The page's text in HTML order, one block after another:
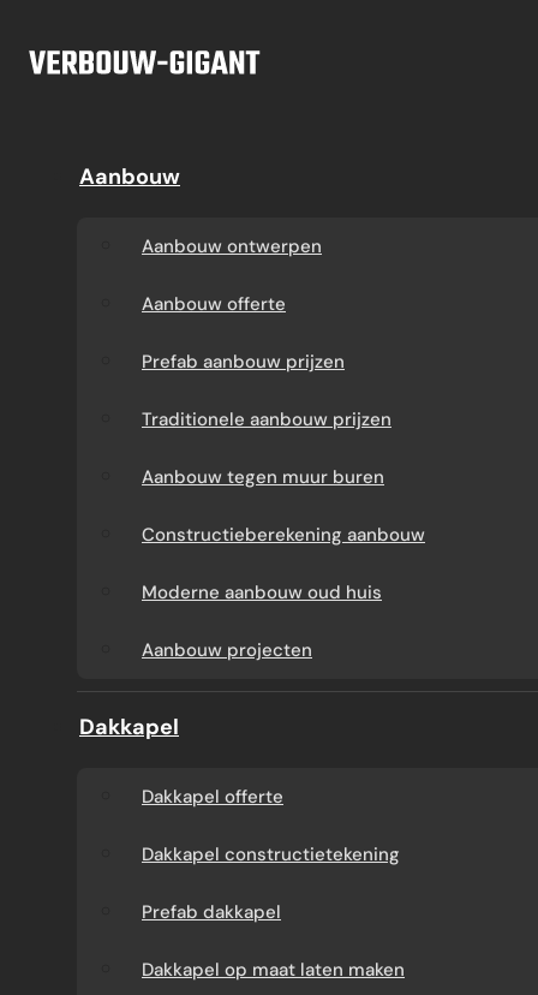
Aanbouw
Aanbouw offerte
Prefab aanbouw
prijzen
Traditionele aanbouw
prijzen
Aanbouw tegen muur
buren
Constructieberekening
Moderne aanbouw
Prefab dakkapel
laten maken
Dakkapel
Dakkapel projecten
Aanbouw
Aanbouw ontwerpen
Aanbouw offerte
Prefab aanbouw prijzen
Traditionele aanbouw prijzen
Aanbouw tegen muur buren
Constructieberekening aanbouw
Moderne aanbouw oud huis
Aanbouw projecten
Dakkapel
Dakkapel offerte
Dakkapel constructietekening
Prefab dakkapel
Dakkapel op maat laten maken